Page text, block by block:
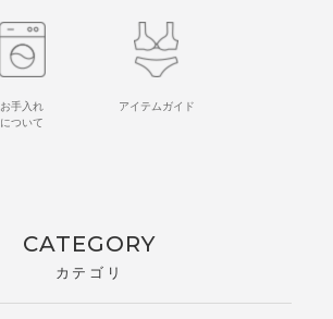
お手入れ
について
アイテムガイド
CATEGORY
カテゴリ